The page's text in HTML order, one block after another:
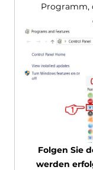
Programm,
Folgen Sie
werden